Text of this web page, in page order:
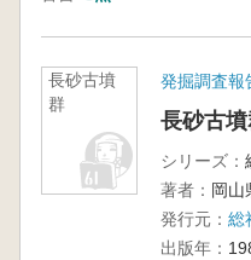
長砂古墳
群
発掘調査報
長砂古
シリーズ：
著者： 岡山
発行元： 総
出版年：